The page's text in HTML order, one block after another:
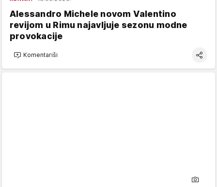
Alessandro Michele novom Valentino
revijom u Rimu najavljuje sezonu modne
provokacije
Komentariši